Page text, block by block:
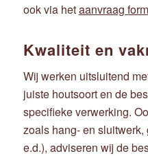
ook via hetaanvraag
Kwaliteit en
Wij werken uitsluitend
juiste houtsoort en de
specifieke verwerking.
zoals hang- en
e.d.), adviseren wij de